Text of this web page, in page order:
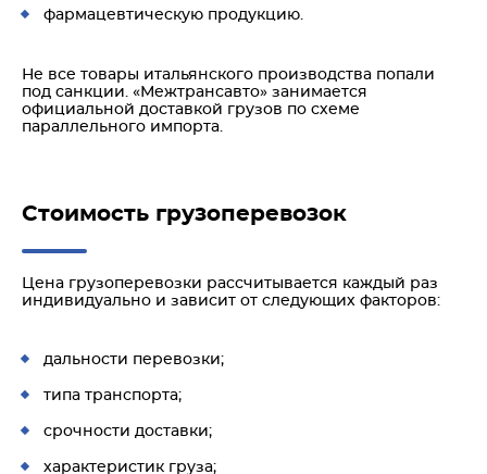
фармацевтическую продукцию.
Не все товары итальянского производства попали
под санкции. «Межтрансавто» занимается
официальной доставкой грузов по схеме
параллельного импорта.
Стоимость грузоперевозок
Цена грузоперевозки рассчитывается каждый раз
индивидуально и зависит от следующих факторов:
дальности перевозки;
типа транспорта;
срочности доставки;
характеристик груза;